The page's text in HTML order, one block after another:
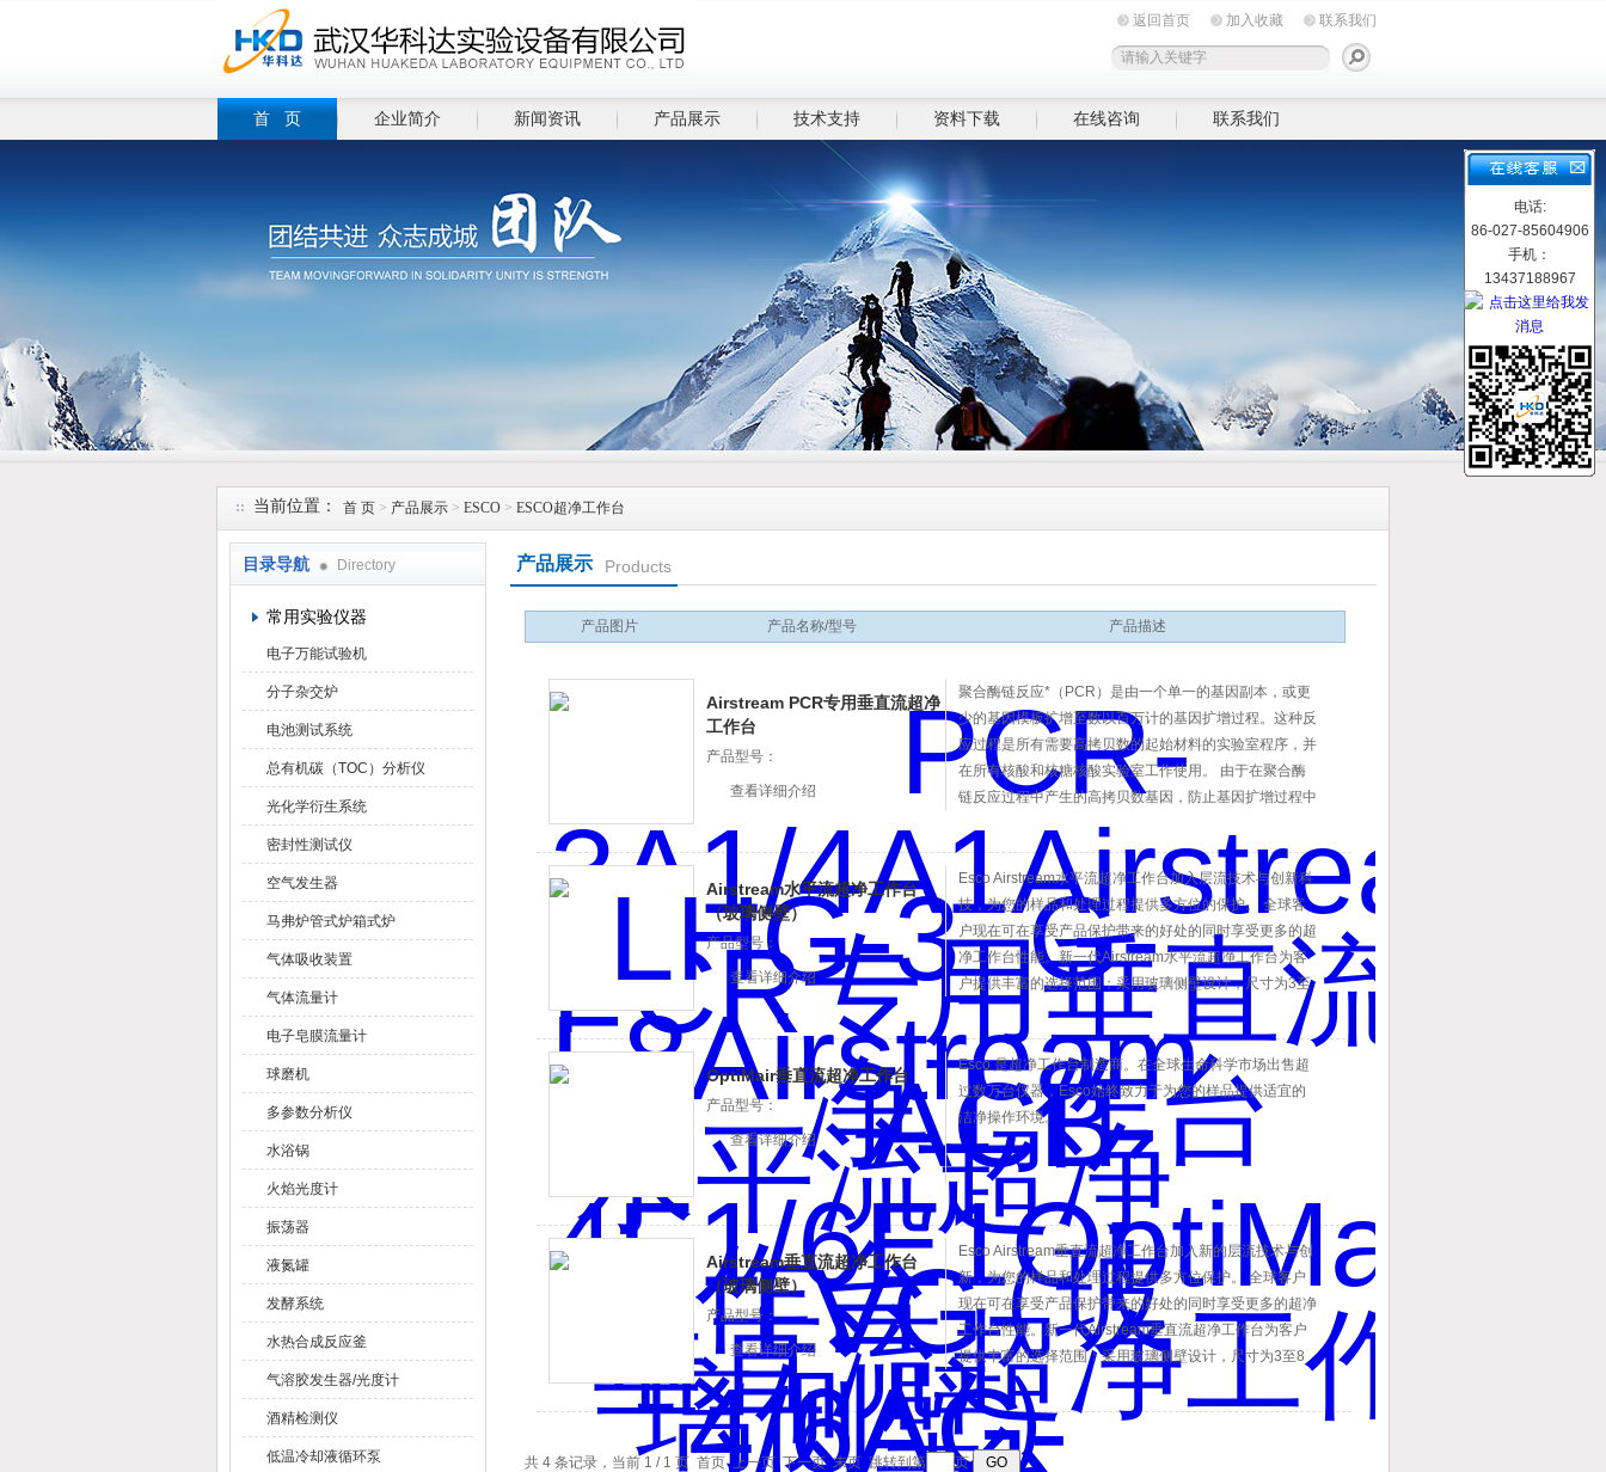
返回首页 加入收藏 联系我们
首 页 企业简介 新闻资讯 产品展示 技术支持 资料下载 在线咨询 联系我们
当前位置： 首 页 > 产品展示 > ESCO > ESCO超净工作台
目录导航 Directory
常用实验仪器
电子万能试验机
分子杂交炉
电池测试系统
总有机碳（TOC）分析仪
光化学衍生系统
密封性测试仪
空气发生器
马弗炉管式炉箱式炉
气体吸收装置
气体流量计
电子皂膜流量计
球磨机
多参数分析仪
水浴锅
火焰光度计
振荡器
液氮罐
发酵系统
水热合成反应釜
气溶胶发生器/光度计
酒精检测仪
低温冷却液循环泵
产品展示 Products
产品图片 产品名称/型号 产品描述
Airstream PCR专用垂直流超净
工作台
产品型号：
查看详细介绍
聚合酶链反应*（PCR）是由一个单一的基因副本，或更
少的基因模板扩增至数以百万计的基因扩增过程。这种反
应过程是所有需要高拷贝数的起始材料的实验室程序，并
在所有核酸和核糖核酸实验室工作使用。 由于在聚合酶
链反应过程中产生的高拷贝数基因，防止基因扩增过程中
受到污染是非常重要的。除了良好的实验室实践，理想的
聚合酶链反应实验室应该包括三个分隔工作区。试剂应在
试剂制备区域制备，并通过一个传递箱
Airstream水平流超净工作台
（玻璃侧壁）
产品型号：
查看详细介绍
Esco Airstream水平流超净工作台加入层流技术与创新科
技，为您的样品和处理过程提供多方位的保护。 全球客
户现在可在享受产品保护带来的好处的同时享受更多的超
净工作台性能。新一代Airstream水平流超净工作台为客
户提供丰富的选择范围；采用玻璃侧壁设计，尺寸为3至
6尺。客户可选范围广泛，全系列新型Esco Airstream超
净工作台采用DC ECM风机。相较于传统的ECM和VFD
风机更
OptiMair垂直流超净工作台
产品型号：
查看详细介绍
Esco 是超净工作台制造商。在全球生命科学市场出售超
过数万台仪器，Esco始终致力于为您的样品提供适宜的
洁净操作环境。
Airstream垂直流超净工作台
（玻璃侧壁）
产品型号：
查看详细介绍
Esco Airstream垂直流超净工作台加入新的层流技术与创
新，为您的样品和处理过程提供多方位保护。 全球客户
现在可在享受产品保护带来的好处的同时享受更多的超净
工作台性能。新一代Airstream垂直流超净工作台为客户
提供丰富的选择范围；采用玻璃侧壁设计，尺寸为3至8
尺，内部高度2尺，2.5尺和3尺可选。客户可选范围广
泛，全系列新型Esco Airstream超净工作台采用DC ECM
风机。
共 4 条记录，当前 1 / 1 页 首页 上一页 下一页 末页 跳转到第
页
电话:
86-027-85604906
手机：
13437188967